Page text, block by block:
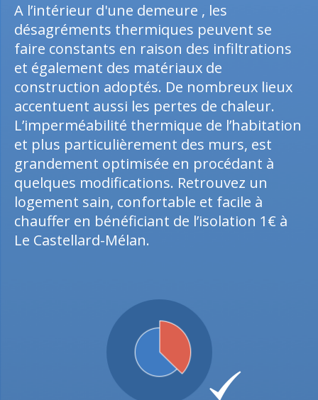
A l’intérieur d'une demeure , les
désagréments thermiques peuvent se
faire constants en raison des infiltrations
et également des matériaux de
construction adoptés. De nombreux lieux
accentuent aussi les pertes de chaleur.
L’imperméabilité thermique de l’habitation
et plus particulièrement des murs, est
grandement optimisée en procédant à
quelques modifications. Retrouvez un
logement sain, confortable et facile à
chauffer en bénéficiant de l’isolation 1€ à
Le Castellard-Mélan.